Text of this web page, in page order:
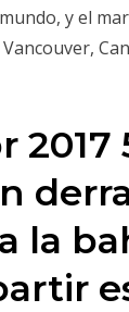
y el
la